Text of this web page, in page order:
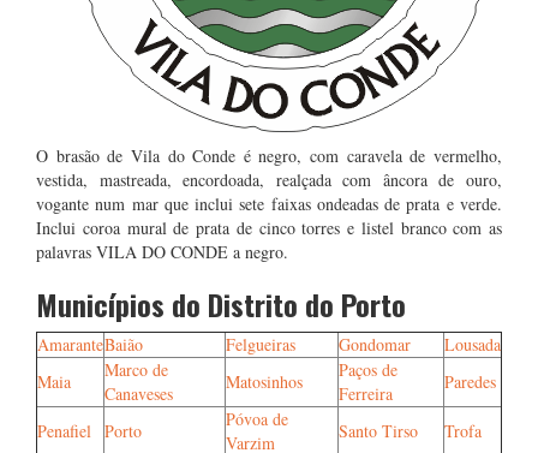
O brasão de Vila do Conde é negro, com caravela de vermelho,
vestida, mastreada, encordoada, realçada com âncora de ouro,
vogante num mar que inclui sete faixas ondeadas de prata e verde.
Inclui coroa mural de prata de cinco torres e listel branco com as
palavras VILA DO CONDE a negro.
Municípios do Distrito do Porto
AmaranteBaião Felgueiras Gondomar
Lousada
Maia
Marco de
Canaveses
Matosinhos
Paços de
Ferreira
Paredes
Penafiel Porto
Póvoa de
Varzim
Santo Tirso Trofa